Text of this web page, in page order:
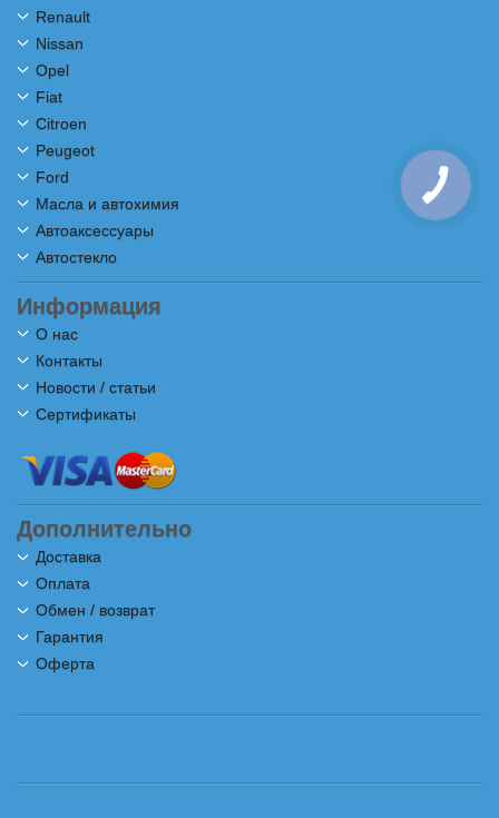
Renault
Nissan
Opel
Fiat
Citroen
Peugeot
Ford
Масла и автохимия
Автоаксессуары
Автостекло
Информация
О нас
Контакты
Новости / статьи
Сертификаты
Дополнительно
Доставка
Оплата
Обмен / возврат
Гарантия
Оферта